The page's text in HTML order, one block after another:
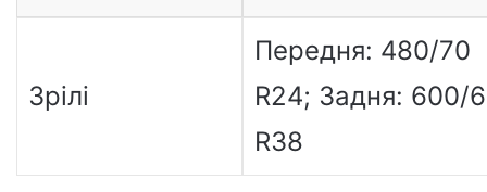
Зрілі
Передня: 480/70
R24; Задня: 600/
R38